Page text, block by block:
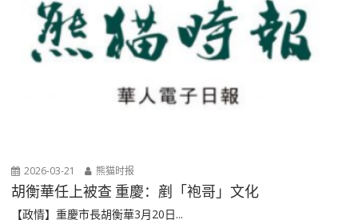
2026-03-21 熊猫时报
胡衡華任上被查 重慶：剷「袍哥」文化
【政情】重慶市長胡衡華3月20日...